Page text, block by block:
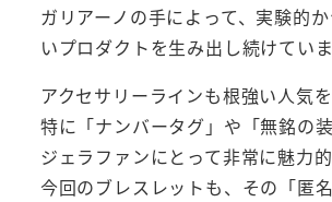
ガリアーノの手によって、実験的
いプロダクトを生み出し続けていま
アクセサリーラインも根強い人気を
特に「ナンバータグ」や「無銘の
ジェラファンにとって非常に魅力的
今回のブレスレットも、その「匿